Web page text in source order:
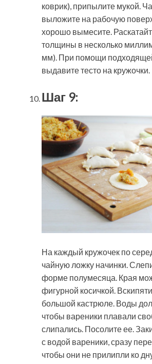
коврик), припылите мукой.
выложите на рабочую
хорошо вымесите.
толщины в несколько
мм). При помощи
выдавите тесто на кружочки.
Шаг 9:
На каждый кружочек по
чайную ложку начинки.
форме полумесяца. Края
фигурной косичкой.
большой кастрюле. Воды
чтобы вареники плавали
слипались. Посолите ее.
с водой вареники, сразу
чтобы они не прилипли ко